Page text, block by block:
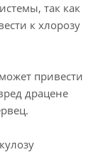
так как
к хлорозу
привести
драцене